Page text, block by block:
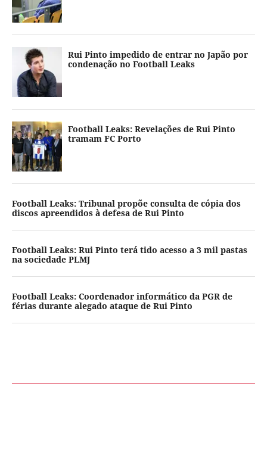
Rui Pinto impedido de entrar no Japão por
condenação no Football Leaks
Football Leaks: Revelações de Rui Pinto
tramam FC Porto
Football Leaks: Tribunal propõe consulta de cópia dos
discos apreendidos à defesa de Rui Pinto
Football Leaks: Rui Pinto terá tido acesso a 3 mil pastas
na sociedade PLMJ
Football Leaks: Coordenador informático da PGR de
férias durante alegado ataque de Rui Pinto